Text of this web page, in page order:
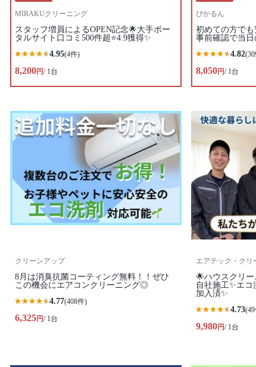
MIRAKUクリーニング
スタッフ増員によるOPEN記念🌟大手ポー
タルサイト口コミ500件超⭐️4.9獲得✨
4.95(4件)
8,200円/ 1台
ぴかるん
初めての方で
事前確認で当
4.82
8,050円/ 1台
クリーンアップ
8月は消臭抗菌コーティング無料！！ぜひ
この機会にエアコンクリーニング◎
4.77(408件)
6,325円/ 1台
エアテック・クリ
🌟ハウスクリ
自社施工✨エ
加入済✨
4.73
9,980円/ 1台